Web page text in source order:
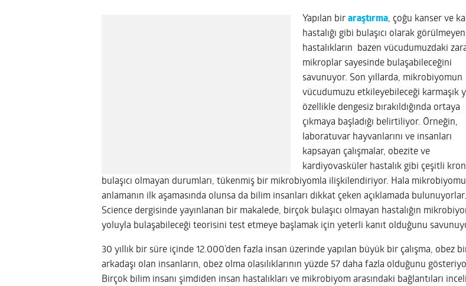
Yapılan bir araştırma, çoğu kanser ve
hastalığı gibi bulaşıcı olarak görülmeyen
hastalıkların bazen vücudumuzdaki
mikroplar sayesinde bulaşabileceğini
savunuyor. Son yıllarda, mikrobiyomun
vücudumuzu etkileyebileceği karmaşık
özellikle dengesiz bırakıldığında ortaya
çıkmaya başladığı belirtiliyor. Örneğin,
laboratuvar hayvanlarını ve insanları
kapsayan çalışmalar, obezite ve
kardiyovasküler hastalık gibi çeşitli
bulaşıcı olmayan durumları, tükenmiş bir mikrobiyomla ilişkilendiriyor. Hala mikrobiyomu
anlamanın ilk aşamasında olunsa da bilim insanları dikkat çeken açıklamada bulunuyorlar.
Science dergisinde yayınlanan bir makalede, birçok bulaşıcı olmayan hastalığın
yoluyla bulaşabileceği teorisini test etmeye başlamak için yeterli kanıt olduğunu
30 yıllık bir süre içinde 12.000’den fazla insan üzerinde yapılan büyük bir çalışma, obez
arkadaşı olan insanların, obez olma olasılıklarının yüzde 57 daha fazla olduğunu
Birçok bilim insanı şimdiden insan hastalıkları ve mikrobiyom arasındaki bağlantıları